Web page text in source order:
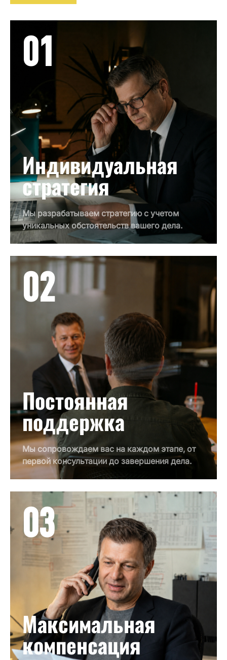
01
Индивидуальная
стратегия
Мы разрабатываем стратегию с учетом
уникальных обстоятельств вашего дела.
02
Постоянная
поддержка
Мы сопровождаем вас на каждом этапе, от
первой консультации до завершения дела.
03
Максимальная
компенсация